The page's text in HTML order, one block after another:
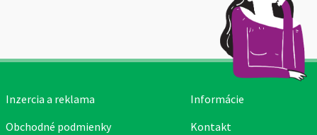
Inzercia a reklama
Obchodné podmienky
Informácie
Kontakt